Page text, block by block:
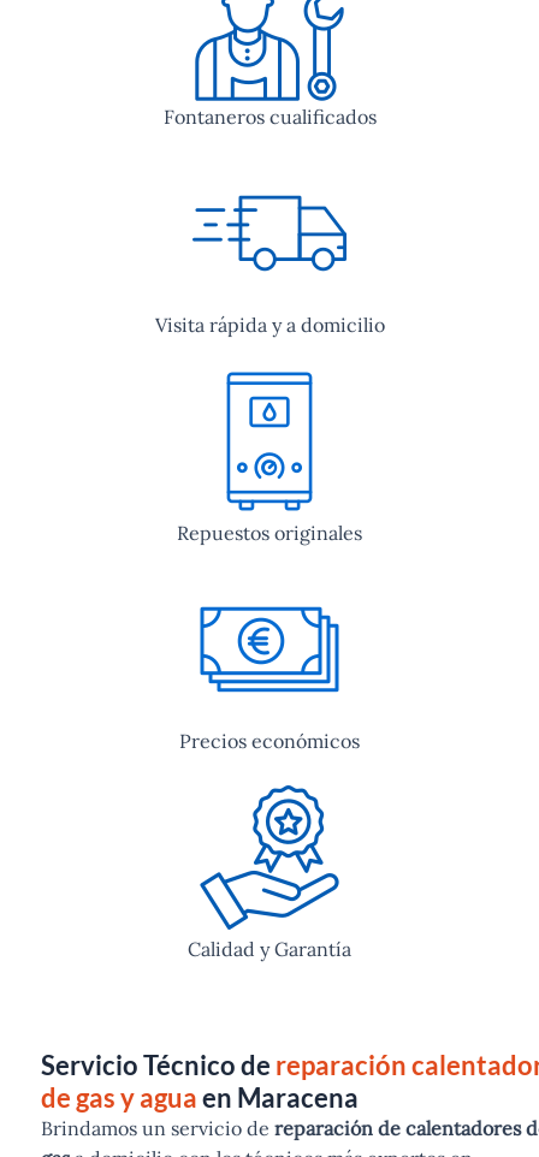
Fontaneros cualificados
Visita rápida y a domicilio
Repuestos originales
Precios económicos
Calidad y Garantía
Servicio Técnico de reparación
de gas y aguaen Maracena
Brindamos un servicio de reparación de calentadores